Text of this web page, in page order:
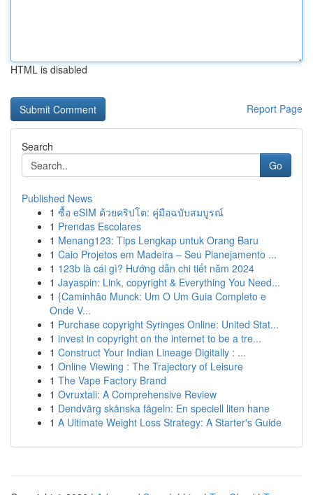
HTML is disabled
Report Page
Search
Go
Published News
1 ซื้อ eSIM ด้วยคริปโต: คู่มือฉบับสมบูรณ์
1 Prendas Escolares
1 Menang123: Tips Lengkap untuk Orang Baru
1 Caio Projetos em Madeira – Seu Planejamento ...
1 123b là cái gì? Hướng dẫn chi tiết năm 2024
1 Jayaspin: Link, copyright & Everything You Need...
1 {Caminhão Munck: Um O Um Guia Completo e
Onde V...
1 Purchase copyright Syringes Online: United Stat...
1 invest in copyright on the internet to be a tre...
1 Construct Your Indian Lineage Digitally : ...
1 Online Viewing : The Trajectory of Leisure
1 The Vape Factory Brand
1 Ovruxtali: A Comprehensive Review
1 Dendvärg skånska fågeln: En speciell liten hane
1 A Ultimate Weight Loss Strategy: A Starter's Guide